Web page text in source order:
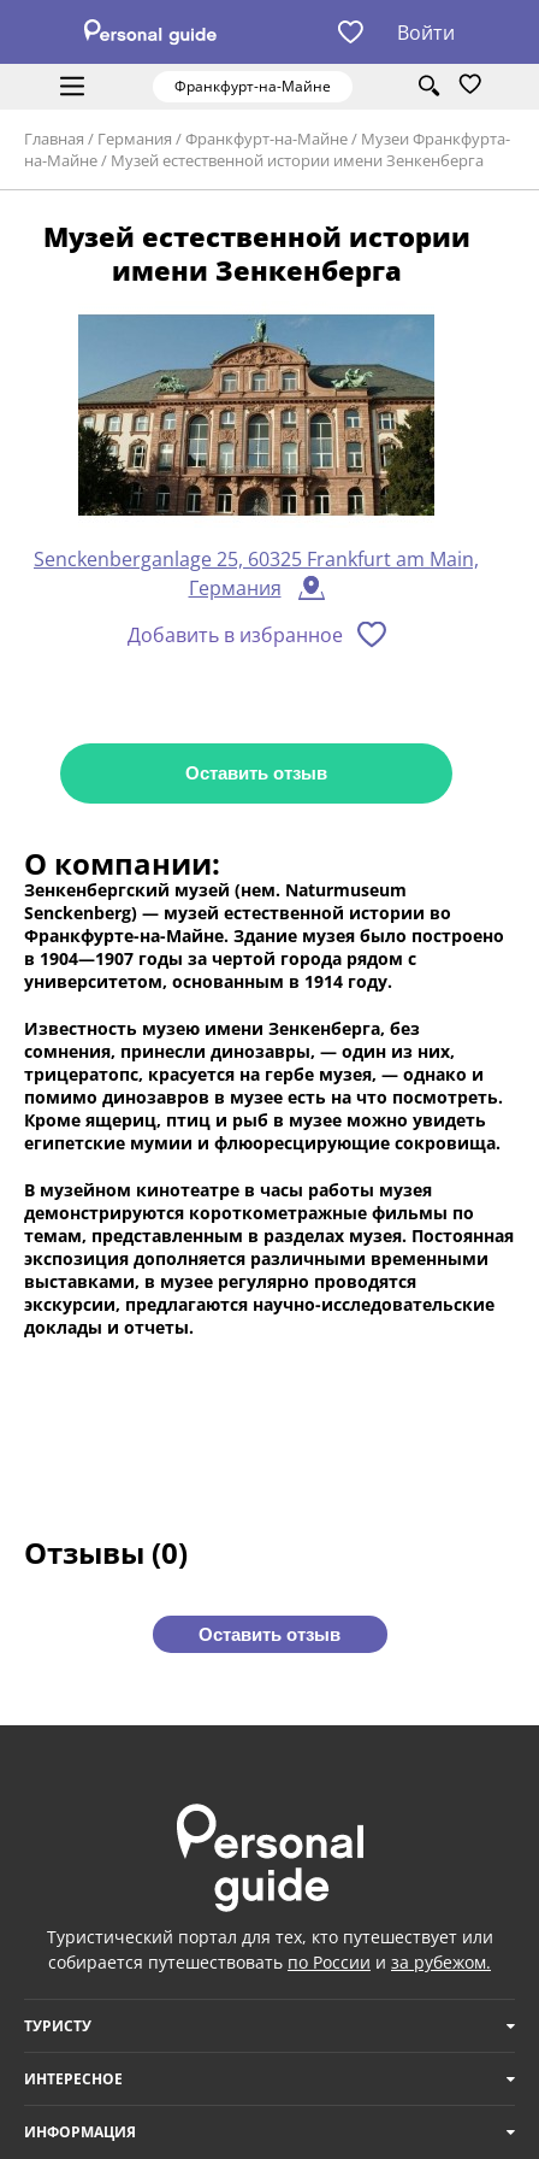
Войти
Франкфурт-на-Майне
Главная / Германия /Франкфурт-на-Майне/ Музеи Франкфурта-
на-Майне/ Музей естественной истории имени Зенкенберга
Музей естественной истории
имени Зенкенберга
Senckenberganlage 25, 60325 Frankfurt am Main,
Германия
Добавить в избранное
Оставить отзыв
О компании:
Зенкенбергский музей (нем. Naturmuseum
Senckenberg) — музей естественной истории во
Франкфурте-на-Майне. Здание музея было построено
в 1904—1907 годы за чертой города рядом с
университетом, основанным в 1914 году.
Известность музею имени Зенкенберга, без
сомнения, принесли динозавры, — один из них,
трицератопс, красуется на гербе музея, — однако и
помимо динозавров в музее есть на что посмотреть.
Кроме ящериц, птиц и рыб в музее можно увидеть
египетские мумии и флюоресцирующие сокровища.
В музейном кинотеатре в часы работы музея
демонстрируются короткометражные фильмы по
темам, представленным в разделах музея. Постоянная
экспозиция дополняется различными временными
выставками, в музее регулярно проводятся
экскурсии, предлагаются научно-исследовательские
доклады и отчеты.
Отзывы (0)
Оставить отзыв
Туристический портал для тех, кто путешествует или
собирается путешествовать по России и за рубежом.
ТУРИСТУ
ИНТЕРЕСНОЕ
ИНФОРМАЦИЯ